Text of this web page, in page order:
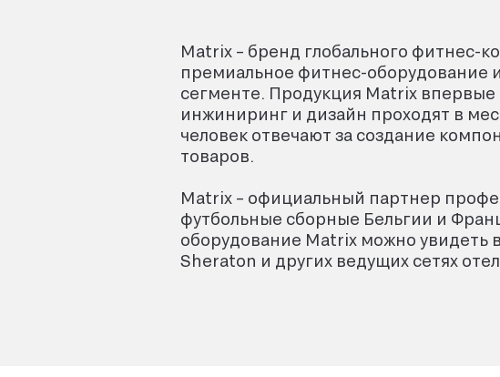
Matrix – бренд глобального фитнес-
премиальное фитнес-оборудование
сегменте. Продукция Matrix впервые
инжиниринг и дизайн проходят в
человек отвечают за создание
товаров.
Matrix – официальный партнер
футбольные сборные Бельгии и
оборудование Matrix можно увидеть
Sheraton и других ведущих сетях